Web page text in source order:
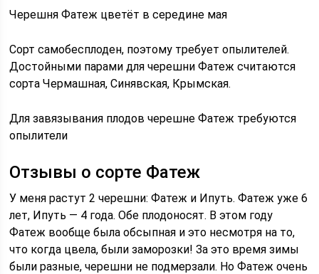
Черешня Фатеж цветёт в середине мая
Сорт самобесплоден, поэтому требует опылителей.
Достойными парами для черешни Фатеж считаются
сорта Чермашная, Синявская, Крымская.
Для завязывания плодов черешне Фатеж требуются
опылители
Отзывы о сорте Фатеж
У меня растут 2 черешни: Фатеж и Ипуть. Фатеж уже 6
лет, Ипуть — 4 года. Обе плодоносят. В этом году
Фатеж вообще была обсыпная и это несмотря на то,
что когда цвела, были заморозки! За это время зимы
были разные, черешни не подмерзали. Но Фатеж очень